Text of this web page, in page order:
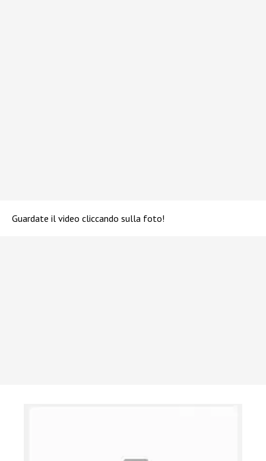
Guardate il video cliccando sulla foto!